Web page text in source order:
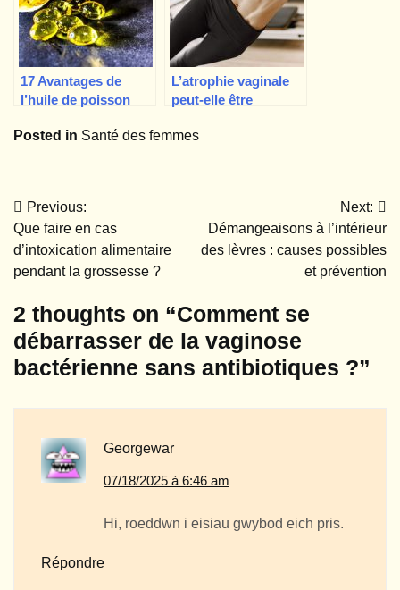
17 Avantages de
l’huile de poisson
fondés sur des
L’atrophie vaginale
peut-elle être
mais…
Posted in Santé des femmes
Navigation
de
l’article
Previous:
Que faire en cas
d’intoxication alimentaire
pendant la grossesse ?
Next:
Démangeaisons à l’intérieur
des lèvres : causes possibles
et prévention
2 thoughts on “Comment se
débarrasser de la vaginose
bactérienne sans antibiotiques ?”
Georgewar
07/18/2025 à 6:46 am
Hi, roeddwn i eisiau gwybod eich pris.
Répondre